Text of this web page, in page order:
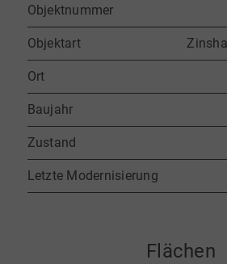
Objektnummer
Objektart
Ort
Baujahr
Zustand
Letzte Modernisierung
Flächen